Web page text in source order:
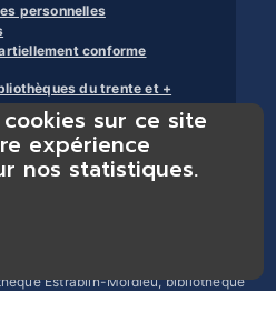
personnelles
conforme
du trente et +
et + : bibliothèque Chasse-sur-Rhône,
bibliothèque Les Côtes d’Arey,
Estrablin-Moidieu, bibliothèque
sur ce site
expérience
nos statistiques.